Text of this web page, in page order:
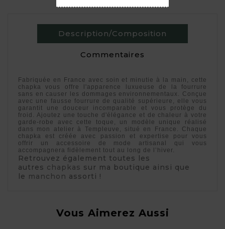
Description/Composition
Commentaires
Fabriquée en France avec soin et minutie à la main, cette
chapka vous offre l'apparence luxueuse de la fourrure
sans en causer les dommages environnementaux. Conçue
avec une fausse fourrure de qualité supérieure, elle vous
garantit une douceur incomparable et vous protège du
froid. Ajoutez une touche d'élégance et de chaleur à votre
garde-robe avec cette toque, un modèle unique réalisé
dans mon atelier à Templeuve, situé en France. Chaque
chapka est créée avec passion et expertise pour vous
offrir un accessoire de mode artisanal qui vous
accompagnera fidèlement tout au long de l’hiver.
Retrouvez également toutes les
autres chapkas sur ma boutique ainsi que
le manchon assorti !
Vous Aimerez Aussi